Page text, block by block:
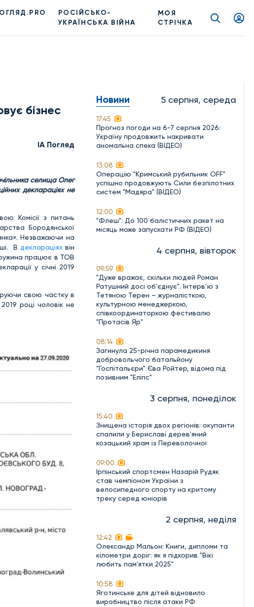
РОСІЙСЬКО-
УКРАЇНСЬКА ВІЙНА
МОЯ
СТРІЧКА
бізнес
ІА Погляд
селища Олег
деклараціях не
Комісії з питань
Бородянської
Незважаючи на
В деклараціяхвін
працює в ТОВ
у січні 2019
свою частку в
році чоловік не
Новини 5 серпня, середа
17:45
Прогноз погоди на 6-7 серпня 2026:
Україну продовжить накривати
аномальна спека (ВІДЕО)
13:08
Операцію "Кримський рубильник OFF"
успішно продовжують Сили безпілотних
систем "Мадяра" (ВІДЕО)
12:00
"Флеш": До 100 балістичних ракет на
місяць може запускати РФ (ВІДЕО)
4 серпня, вівторок
09:59
"Дуже вражає, скільки людей Роман
Ратушний досі об'єднує". Інтерв’ю з
Тетяною Терен – журналісткою,
культурною менеджеркою,
співкоординаторкою фестивалю
"Протасів Яр"
08:14
Загинула 25-річна парамедикиня
добровольчого батальйону
"Госпітальєри" Єва Ройтер, відома під
позивним "Еліпс"
3 серпня, понеділок
15:40
Знищена історія двох регіонів: окупанти
спалили у Бериславі дерев'яний
козацький храм із Переволочної
09:00
Ірпінський спортсмен Назарій Рудяк
став чемпіоном України з
велосипедного спорту на критому
треку серед юніорів
2 серпня, неділя
12:42
Олександр Мальон: Книги, дипломи та
кілометри доріг: як я підкорив "Вікі
любить пам'ятки 2025"
10:58
Яготинське для дітей відновило
виробництво після атаки РФ